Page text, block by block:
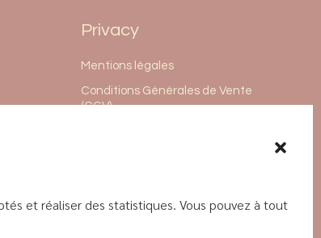
et réaliser des statistiques. Vous pouvez à tout
Privacy
Mentions légales
Conditions Générales de Vente
(CGV)